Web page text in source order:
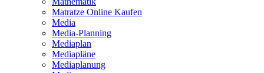
Matratze Online Kaufen
Media
Media-Planning
Mediaplan
Mediapläne
Mediaplanung